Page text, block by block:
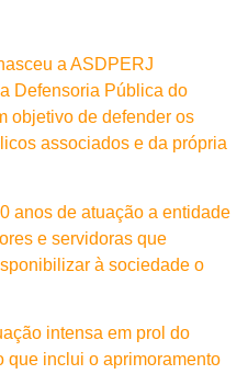
a ASDPERJ
Defensoria Pública do
objetivo de defender os
associados e da própria
anos de atuação a entidade
e servidoras que
à sociedade o
intensa em prol do
que inclui o aprimoramento